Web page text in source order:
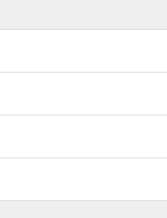
Erklärung zur